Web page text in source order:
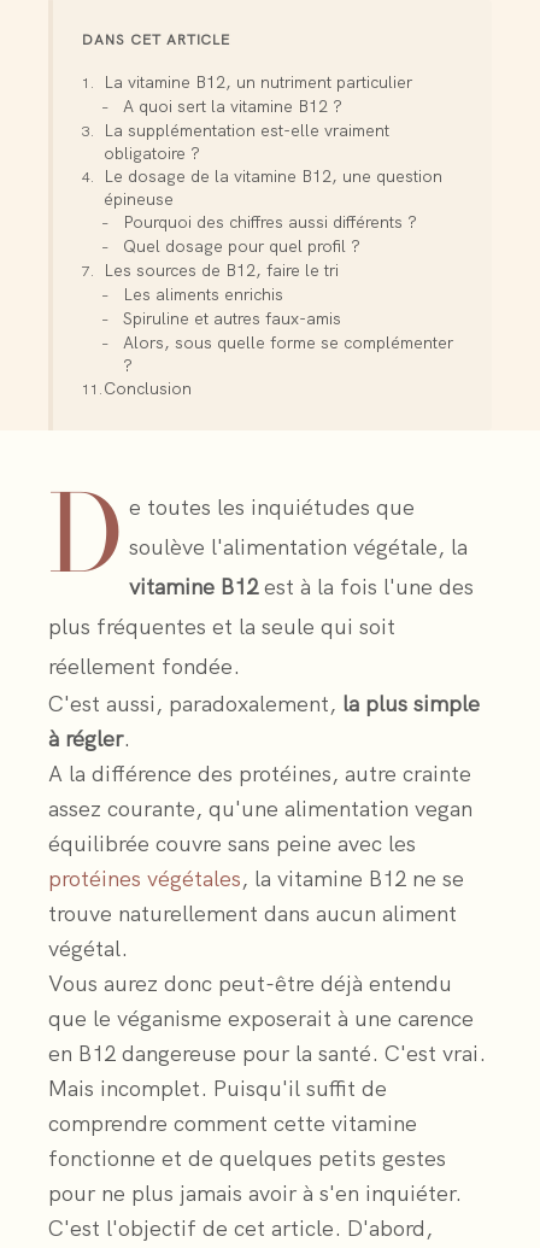
DANS CET ARTICLE
La vitamine B12, un nutriment particulier
A quoi sert la vitamine B12 ?
La supplémentation est-elle vraiment
obligatoire ?
Le dosage de la vitamine B12, une question
épineuse
Pourquoi des chiffres aussi différents ?
Quel dosage pour quel profil ?
Les sources de B12, faire le tri
Les aliments enrichis
Spiruline et autres faux-amis
Alors, sous quelle forme se complémenter
?
Conclusion
D e toutes les inquiétudes que
soulève l'alimentation végétale, la
vitamine B12est à la fois l'une des
plus fréquentes et la seule qui soit
réellement fondée.
C'est aussi, paradoxalement, la plus simple
à régler.
A la différence des protéines, autre crainte
assez courante, qu'une alimentation vegan
équilibrée couvre sans peine avec les
protéines végétales, la vitamine B12 ne se
trouve naturellement dans aucun aliment
végétal.
Vous aurez donc peut-être déjà entendu
que le véganisme exposerait à une carence
en B12 dangereuse pour la santé. C'est vrai.
Mais incomplet. Puisqu'il suffit de
comprendre comment cette vitamine
fonctionne et de quelques petits gestes
pour ne plus jamais avoir à s'en inquiéter.
C'est l'objectif de cet article. D'abord,